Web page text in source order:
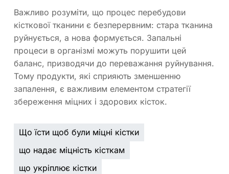
Важливо розуміти, що процес перебудови
кісткової тканини є безперервним: стара тканина
руйнується, а нова формується. Запальні
процеси в організмі можуть порушити цей
баланс, призводячи до переважання руйнування.
Тому продукти, які сприяють зменшенню
запалення, є важливим елементом стратегії
збереження міцних і здорових кісток.
Що їсти щоб були міцні кістки
що надає міцність кісткам
що укріплює кістки